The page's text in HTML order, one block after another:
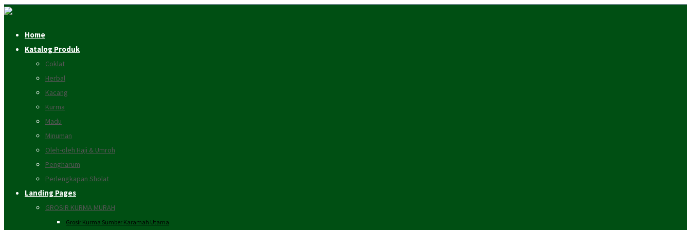
Home
Katalog Produk
Coklat
Herbal
Kacang
Kurma
Madu
Minuman
Oleh-oleh Haji & Umroh
Pengharum
Perlengkapan Sholat
Landing Pages
GROSIR KURMA MURAH
Grosir Kurma Sumber Karamah Utama